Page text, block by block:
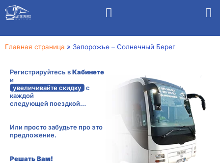
Главная страница » Запорожье – Солнечный Берег
Регистрируйтесь вКабинете
и
увеличивайте скидкус
каждой
следующей поездкой…
Или просто забудьте про это
предложение.
Решать Вам!